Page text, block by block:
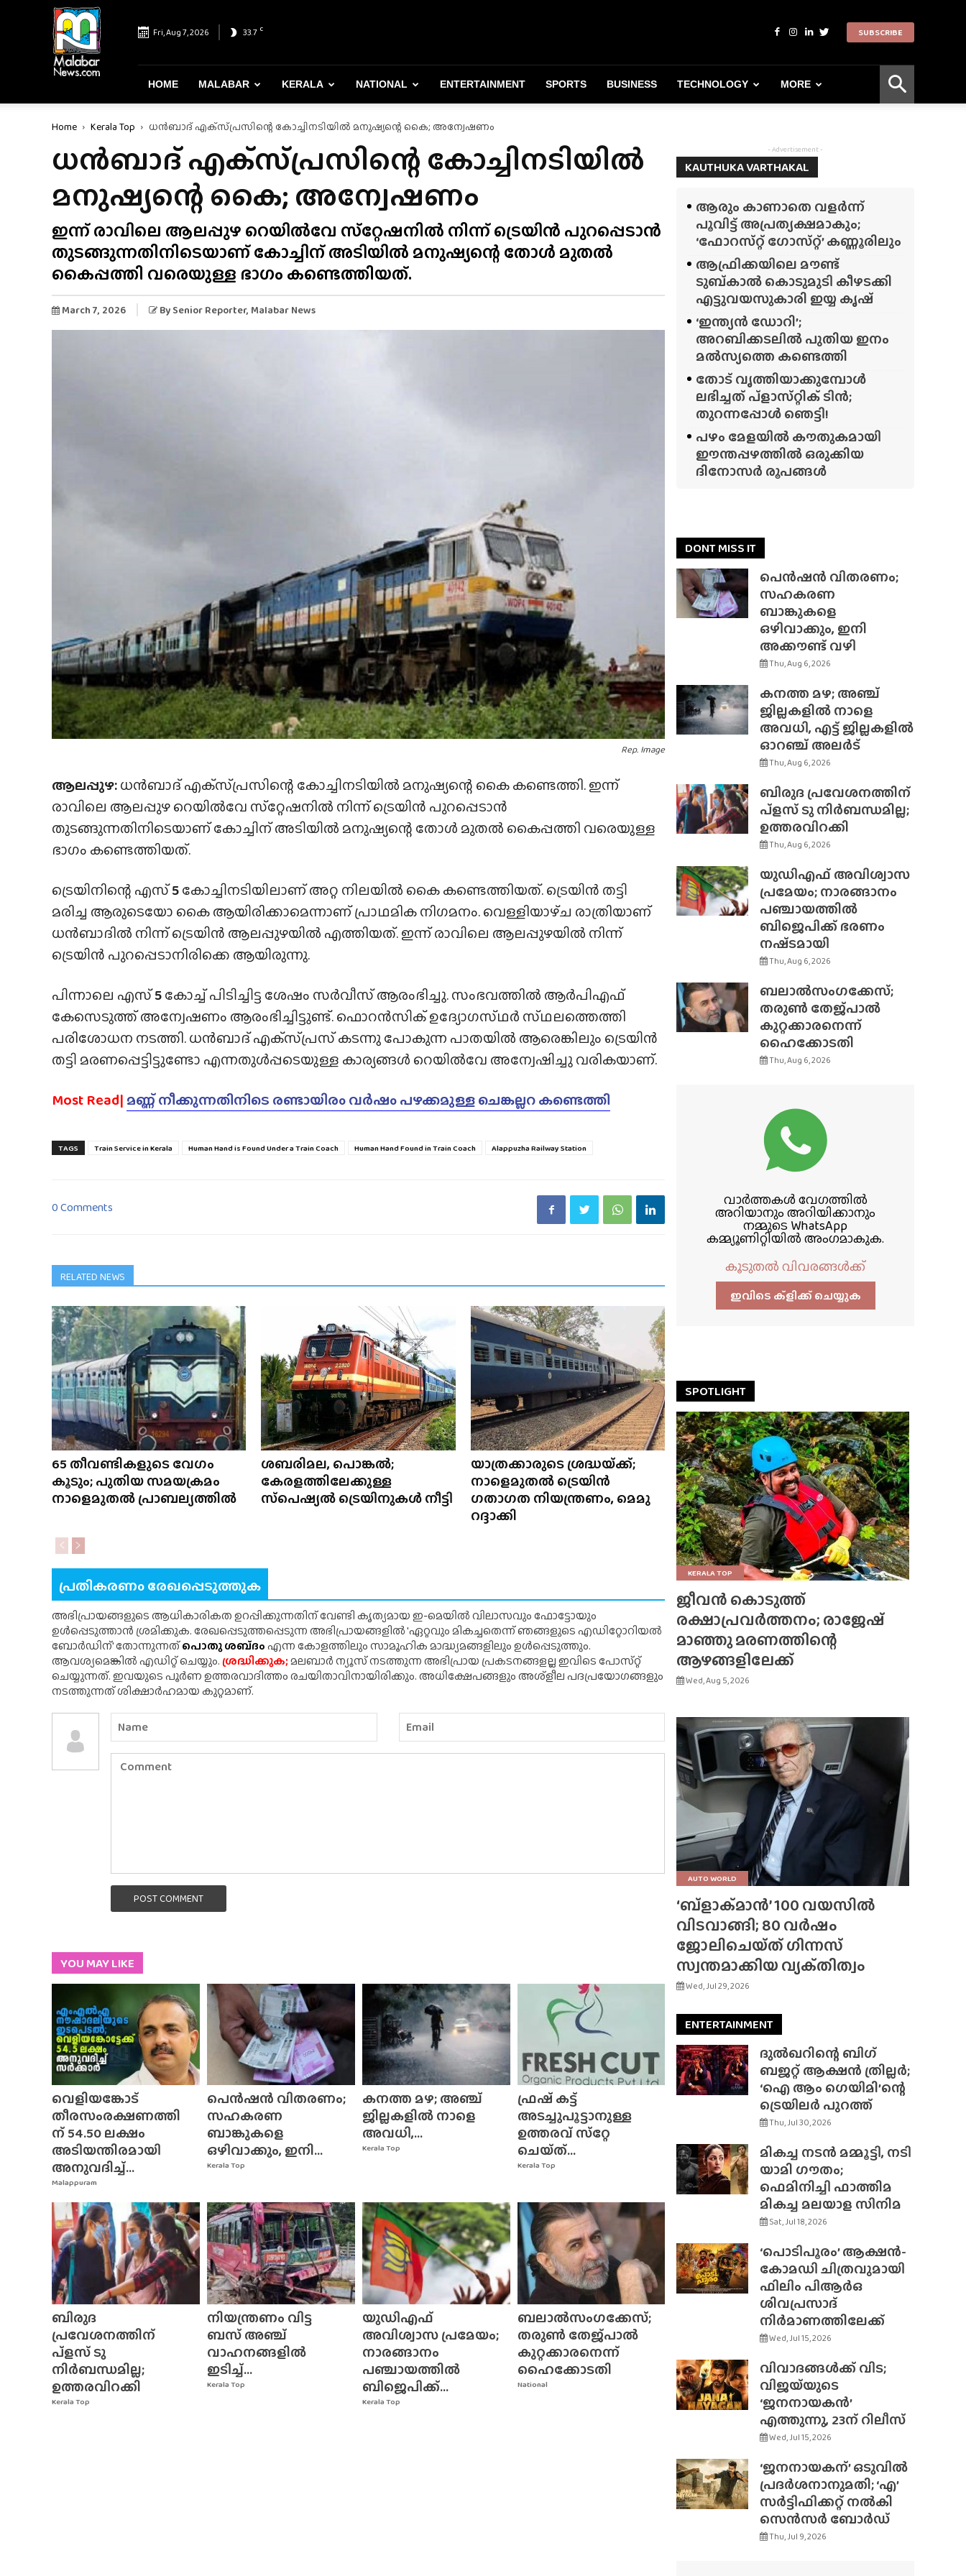
Malabar
News
–
Most
Reliable
Dependable
Portal
Fri, Aug 7, 2026 33.7 C SUBSCRIBE
HOME MALABAR KERALA NATIONAL ENTERTAINMENT SPORTS BUSINESS TECHNOLOGY MORE
Home Kerala Top ധൻബാദ് എക്‌സ്‌പ്രസിന്റെ കോച്ചിനടിയിൽ മനുഷ്യന്റെ കൈ; അന്വേഷണം
ധൻബാദ് എക്‌സ്‌പ്രസിന്റെ കോച്ചിനടിയിൽ
മനുഷ്യന്റെ കൈ; അന്വേഷണം
ഇന്ന് രാവിലെ ആലപ്പുഴ റെയിൽവേ സ്‌റ്റേഷനിൽ നിന്ന് ട്രെയിൻ പുറപ്പെടാൻ
തുടങ്ങുന്നതിനിടെയാണ് കോച്ചിന് അടിയിൽ മനുഷ്യന്റെ തോൾ മുതൽ
കൈപ്പത്തി വരെയുള്ള ഭാഗം കണ്ടെത്തിയത്.
March 7, 2026 By Senior Reporter, Malabar News
Rep. Image
ആലപ്പുഴ:ധൻബാദ് എക്‌സ്‌പ്രസിന്റെ കോച്ചിനടിയിൽ മനുഷ്യന്റെ കൈ കണ്ടെത്തി. ഇന്ന്
രാവിലെ ആലപ്പുഴ റെയിൽവേ സ്‌റ്റേഷനിൽ നിന്ന് ട്രെയിൻ പുറപ്പെടാൻ
തുടങ്ങുന്നതിനിടെയാണ് കോച്ചിന് അടിയിൽ മനുഷ്യന്റെ തോൾ മുതൽ കൈപ്പത്തി വരെയുള്ള
ഭാഗം കണ്ടെത്തിയത്.
ട്രെയിനിന്റെ എസ്5കോച്ചിനടിയിലാണ് അറ്റ നിലയിൽ കൈ കണ്ടെത്തിയത്. ട്രെയിൻ തട്ടി
മരിച്ച ആരുടെയോ കൈ ആയിരിക്കാമെന്നാണ് പ്രാഥമിക നിഗമനം. വെള്ളിയാഴ്‌ച രാത്രിയാണ്
ധൻബാദിൽ നിന്ന് ട്രെയിൻ ആലപ്പുഴയിൽ എത്തിയത്. ഇന്ന് രാവിലെ ആലപ്പുഴയിൽ നിന്ന്
ട്രെയിൻ പുറപ്പെടാനിരിക്കെ ആയിരുന്നു.
പിന്നാലെ എസ്5കോച്ച് പിടിച്ചിട്ട ശേഷം സർവീസ് ആരംഭിച്ചു. സംഭവത്തിൽ ആർപിഎഫ്
കേസെടുത്ത് അന്വേഷണം ആരംഭിച്ചിട്ടുണ്ട്. ഫൊറൻസിക് ഉദ്യോഗസ്‌ഥർ സ്‌ഥലത്തെത്തി
പരിശോധന നടത്തി. ധൻബാദ് എക്‌സ്‌പ്രസ് കടന്നു പോകുന്ന പാതയിൽ ആരെങ്കിലും ട്രെയിൻ
തട്ടി മരണപ്പെട്ടിട്ടുണ്ടോ എന്നതുൾപ്പടെയുള്ള കാര്യങ്ങൾ റെയിൽവേ അന്വേഷിച്ചു വരികയാണ്.
Most Read| മണ്ണ് നീക്കുന്നതിനിടെ രണ്ടായിരം വർഷം പഴക്കമുള്ള ചെങ്കല്ലറ കണ്ടെത്തി
TAGS Train Service in Kerala Human Hand is Found Under a Train Coach Human Hand Found in Train Coach Alappuzha Railway Station
0 Comments
RELATED NEWS
65 തീവണ്ടികളുടെ വേഗം
കൂടും; പുതിയ സമയക്രമം
നാളെമുതൽ പ്രാബല്യത്തിൽ
ശബരിമല, പൊങ്കൽ;
കേരളത്തിലേക്കുള്ള
സ്‌പെഷ്യൽ ട്രെയിനുകൾ നീട്ടി
യാത്രക്കാരുടെ ശ്രദ്ധയ്‌ക്ക്;
നാളെമുതൽ ട്രെയിൻ
ഗതാഗത നിയന്ത്രണം, മെമു
റദ്ദാക്കി
പ്രതികരണം രേഖപ്പെടുത്തുക
അഭിപ്രായങ്ങളുടെ ആധികാരികത ഉറപ്പിക്കുന്നതിന് വേണ്ടി കൃത്യമായ ഇ-മെയിൽ വിലാസവും ഫോട്ടോയും
ഉൾപ്പെടുത്താൻ ശ്രമിക്കുക. രേഖപ്പെടുത്തപ്പെടുന്ന അഭിപ്രായങ്ങളിൽ 'ഏറ്റവും മികച്ചതെന്ന് ഞങ്ങളുടെ എഡിറ്റോറിയൽ
ബോർഡിന്' തോന്നുന്നത്പൊതു ശബ്‌ദംഎന്ന കോളത്തിലും സാമൂഹിക മാദ്ധ്യമങ്ങളിലും ഉൾപ്പെടുത്തും.
ആവശ്യമെങ്കിൽ എഡിറ്റ് ചെയ്യും.ശ്രദ്ധിക്കുക;മലബാർ ന്യൂസ് നടത്തുന്ന അഭിപ്രായ പ്രകടനങ്ങളല്ല ഇവിടെ പോസ്‌റ്റ്
ചെയ്യുന്നത്. ഇവയുടെ പൂർണ ഉത്തരവാദിത്തം രചയിതാവിനായിരിക്കും. അധിക്ഷേപങ്ങളും അശ്‌ളീല പദപ്രയോഗങ്ങളും
നടത്തുന്നത് ശിക്ഷാർഹമായ കുറ്റമാണ്.
POST COMMENT
YOU MAY LIKE
Malappuram
വെളിയങ്കോട്
തീരസംരക്ഷണത്തി
ന് 54.50 ലക്ഷം
അടിയന്തിരമായി
അനുവദിച്ച്...
Kerala Top
പെൻഷൻ വിതരണം;
സഹകരണ
ബാങ്കുകളെ
ഒഴിവാക്കും, ഇനി...
Kerala Top
കനത്ത മഴ; അഞ്ച്
ജില്ലകളിൽ നാളെ
അവധി,...
Kerala Top
ഫ്രഷ് കട്ട്
അടച്ചുപൂട്ടാനുള്ള
ഉത്തരവ് സ്‌റ്റേ
ചെയ്‌ത്‌...
Kerala Top
ബിരുദ
പ്രവേശനത്തിന്
പ്ളസ് ടു
നിർബന്ധമില്ല;
ഉത്തരവിറക്കി
Kerala Top
നിയന്ത്രണം വിട്ട
ബസ് അഞ്ച്
വാഹനങ്ങളിൽ
ഇടിച്ച്...
Kerala Top
യുഡിഎഫ്
അവിശ്വാസ പ്രമേയം;
നാരങ്ങാനം
പഞ്ചായത്തിൽ
ബിജെപിക്ക്...
National
ബലാൽസംഗക്കേസ്;
തരുൺ തേജ്‌പാൽ
കുറ്റക്കാരനെന്ന്
ഹൈക്കോടതി
- Advertisement -
KAUTHUKA VARTHAKAL
ആരും കാണാതെ വളർന്ന്
പൂവിട്ട് അപ്രത്യക്ഷമാകും;
‘ഫോറസ്‌റ്റ്‌ ഗോസ്‌റ്റ്’ കണ്ണൂരിലും
ആഫ്രിക്കയിലെ മൗണ്ട്
ടുബ്‌കാൽ കൊടുമുടി കീഴടക്കി
എട്ടുവയസുകാരി ഇയ്യ കൃഷ്
‘ഇന്ത്യൻ ഡോറി’;
അറബിക്കടലിൽ പുതിയ ഇനം
മൽസ്യത്തെ കണ്ടെത്തി
തോട് വൃത്തിയാക്കുമ്പോൾ
ലഭിച്ചത് പ്‌ളാസ്‌റ്റിക് ടിൻ;
തുറന്നപ്പോൾ ഞെട്ടി!
പഴം മേളയിൽ കൗതുകമായി
ഈന്തപ്പഴത്തിൽ ഒരുക്കിയ
ദിനോസർ രൂപങ്ങൾ
DONT MISS IT
പെൻഷൻ വിതരണം;
സഹകരണ
ബാങ്കുകളെ
ഒഴിവാക്കും, ഇനി
അക്കൗണ്ട് വഴി
Thu, Aug 6, 2026
കനത്ത മഴ; അഞ്ച്
ജില്ലകളിൽ നാളെ
അവധി, എട്ട് ജില്ലകളിൽ
ഓറഞ്ച് അലർട്
Thu, Aug 6, 2026
ബിരുദ പ്രവേശനത്തിന്
പ്ളസ് ടു നിർബന്ധമില്ല;
ഉത്തരവിറക്കി
Thu, Aug 6, 2026
യുഡിഎഫ് അവിശ്വാസ
പ്രമേയം; നാരങ്ങാനം
പഞ്ചായത്തിൽ
ബിജെപിക്ക് ഭരണം
നഷ്‌ടമായി
Thu, Aug 6, 2026
ബലാൽസംഗക്കേസ്;
തരുൺ തേജ്‌പാൽ
കുറ്റക്കാരനെന്ന്
ഹൈക്കോടതി
Thu, Aug 6, 2026
വാർത്തകൾ വേഗത്തിൽ
അറിയാനും അറിയിക്കാനും
നമ്മുടെ WhatsApp
കമ്മ്യൂണിറ്റിയിൽ അംഗമാകുക.
കൂടുതൽ വിവരങ്ങൾക്ക്
ഇവിടെ ക്ളിക്ക്‌ ചെയ്യുക
SPOTLIGHT
KERALA TOP
ജീവൻ കൊടുത്ത്
രക്ഷാപ്രവർത്തനം; രാജേഷ്
മാഞ്ഞു മരണത്തിന്റെ
ആഴങ്ങളിലേക്ക്
Wed, Aug 5, 2026
AUTO WORLD
‘ബ്‌ളാക്‌മാൻ’ 100 വയസിൽ
വിടവാങ്ങി; 80 വർഷം
ജോലിചെയ്‌ത്‌ ഗിന്നസ്
സ്വന്തമാക്കിയ വ്യക്‌തിത്വം
Wed, Jul 29, 2026
ENTERTAINMENT
ദുൽഖറിന്റെ ബിഗ്
ബജറ്റ് ആക്ഷൻ ത്രില്ലർ;
‘ഐ ആം ഗെയിമി’ന്റെ
ട്രെയിലർ പുറത്ത്
Thu, Jul 30, 2026
മികച്ച നടൻ മമ്മൂട്ടി, നടി
യാമി ഗൗതം;
ഫെമിനിച്ചി ഫാത്തിമ
മികച്ച മലയാള സിനിമ
Sat, Jul 18, 2026
‘പൊടിപൂരം’ ആക്ഷൻ-
കോമഡി ചിത്രവുമായി
ഫിലിം പിആർഒ
ശിവപ്രസാദ്
നിർമാണത്തിലേക്ക്
Wed, Jul 15, 2026
വിവാദങ്ങൾക്ക് വിട;
വിജയ്‌യുടെ
‘ജനനായകൻ’
എത്തുന്നു, 23ന് റിലീസ്
Wed, Jul 15, 2026
‘ജനനായകന്’ ഒടുവിൽ
പ്രദർശനാനുമതി; ‘എ’
സർട്ടിഫിക്കറ്റ് നൽകി
സെൻസർ ബോർഡ്
Thu, Jul 9, 2026